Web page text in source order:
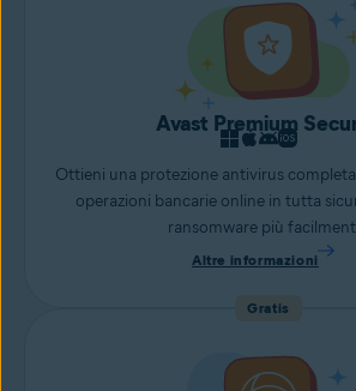
Avast Premium
Ottieni una protezione antivirus
operazioni bancarie online in tutta
ransomware più
Altre informazioni
Gratis